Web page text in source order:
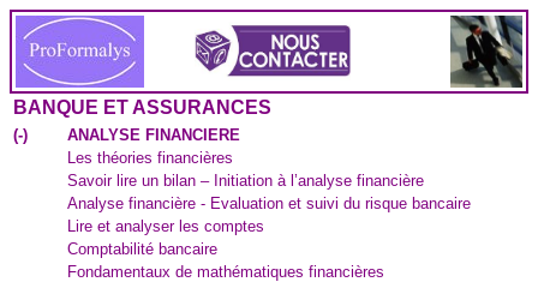
BANQUE ET ASSURANCES
(-)
ANALYSE FINANCIERE
Les théories financières
Savoir lire un bilan – Initiation à l’analyse financière
Analyse financière - Evaluation et suivi du risque bancaire
Lire et analyser les comptes
Comptabilité bancaire
Fondamentaux de mathématiques financières